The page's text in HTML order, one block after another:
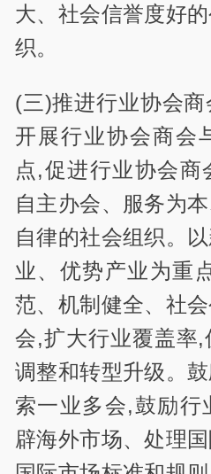
大、社会信誉度好
织。
(三)推进行业协会
开展行业协会商会
点,促进行业协会商
自主办会、服务为
自律的社会组织。
业、优势产业为重
范、机制健全、社
会,扩大行业覆盖率
调整和转型升级。
索一业多会,鼓励行
辟海外市场、处理